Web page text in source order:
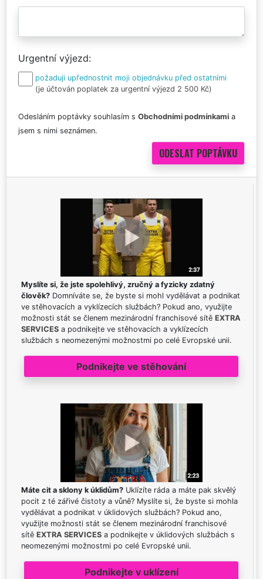
Urgentní výjezd
požaduji upřednostnit moji objednávku před ostatními
(je účtován poplatek za urgentní výjezd 2 500 Kč)
Odesláním poptávky souhlasím s Obchodními podmínkami a
jsem s nimi seznámen.
Myslíte si, že jste spolehlivý, zručný a fyzicky zdatný
člověk? Domníváte se, že byste si mohl vydělávat a podnikat
ve stěhovacích a vyklízecích službách? Pokud ano, využijte
možnosti stát se členem mezinárodní franchisové sítě EXTRA
SERVICES a podnikejte ve stěhovacích a vyklízecích
službách s neomezenými možnostmi po celé Evropské unii.
Podnikejte ve stěhování
Máte cit a sklony k úklidům? Uklízíte ráda a máte pak skvělý
pocit z té zářivé čistoty a vůně? Myslíte si, že byste si mohla
vydělávat a podnikat v úklidových službách? Pokud ano,
využijte možnosti stát se členem mezinárodní franchisové
sítě EXTRA SERVICES a podnikejte v úklidových službách s
neomezenými možnostmi po celé Evropské unii.
Podnikejte v uklízení